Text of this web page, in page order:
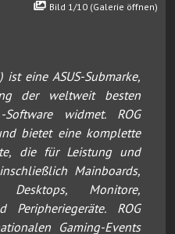
Bild 1/10 (Galerie öffnen)
ist eine ASUS-Submarke,
der weltweit besten
widmet. ROG
bietet eine komplette
die für Leistung und
Mainboards,
Desktops, Monitore,
Peripheriegeräte. ROG
Gaming-Events